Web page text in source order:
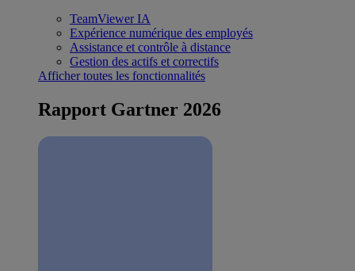
TeamViewer IA
Expérience numérique des employés
Assistance et contrôle à distance
Gestion des actifs et correctifs
Afficher toutes les fonctionnalités
Rapport Gartner 2026